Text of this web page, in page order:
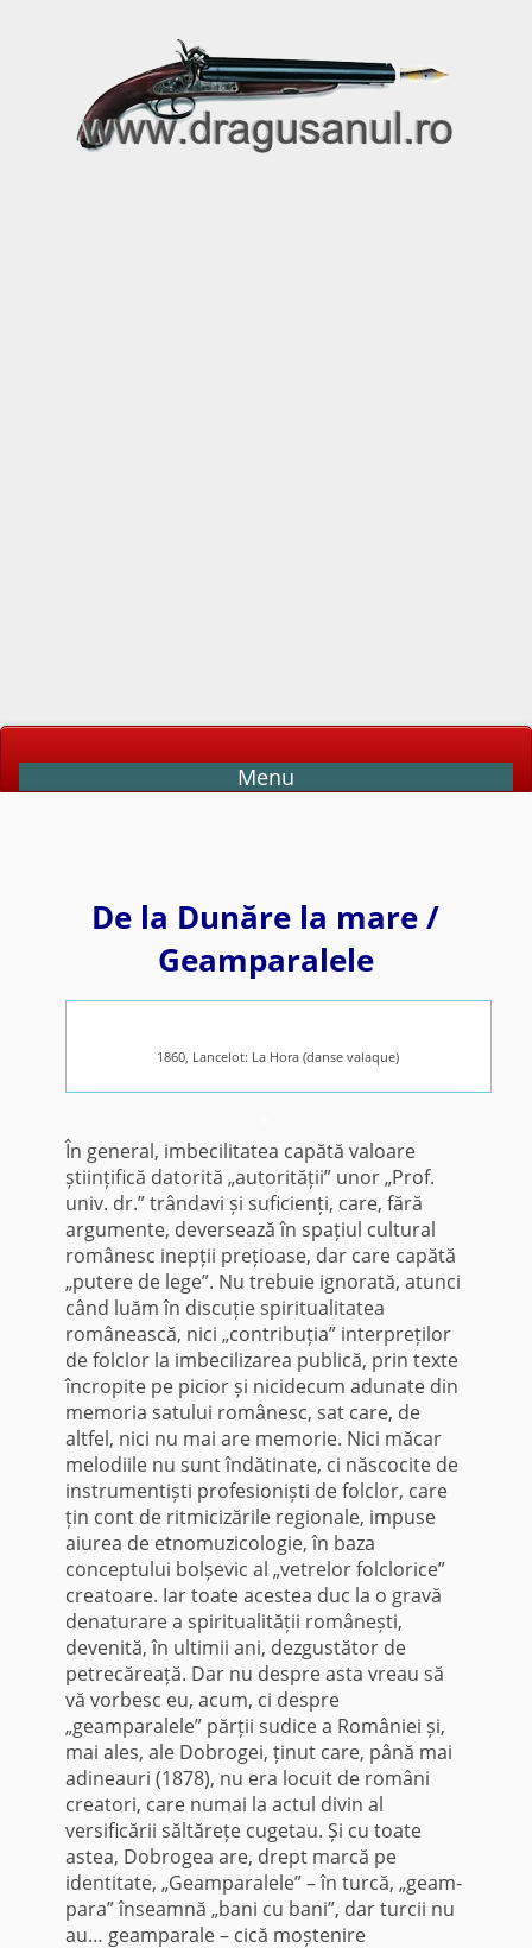
Menu
De la Dunăre la mare /
Geamparalele
1860, Lancelot: La Hora (danse valaque)
În general, imbecilitatea capătă valoare
științifică datorită „autorității” unor „Prof.
univ. dr.” trândavi și suficienți, care, fără
argumente, deversează în spațiul cultural
românesc inepții prețioase, dar care capătă
„putere de lege”. Nu trebuie ignorată, atunci
când luăm în discuție spiritualitatea
românească, nici „contribuția” interpreților
de folclor la imbecilizarea publică, prin texte
încropite pe picior și nicidecum adunate din
memoria satului românesc, sat care, de
altfel, nici nu mai are memorie. Nici măcar
melodiile nu sunt îndătinate, ci născocite de
instrumentiști profesioniști de folclor, care
țin cont de ritmicizările regionale, impuse
aiurea de etnomuzicologie, în baza
conceptului bolșevic al „vetrelor folclorice”
creatoare. Iar toate acestea duc la o gravă
denaturare a spiritualității românești,
devenită, în ultimii ani, dezgustător de
petrecăreață. Dar nu despre asta vreau să
vă vorbesc eu, acum, ci despre
„geamparalele” părții sudice a României și,
mai ales, ale Dobrogei, ținut care, până mai
adineauri (1878), nu era locuit de români
creatori, care numai la actul divin al
versificării săltărețe cugetau. Și cu toate
astea, Dobrogea are, drept marcă pe
identitate, „Geamparalele” – în turcă, „geam-
para” înseamnă „bani cu bani”, dar turcii nu
au… geamparale – cică moștenire